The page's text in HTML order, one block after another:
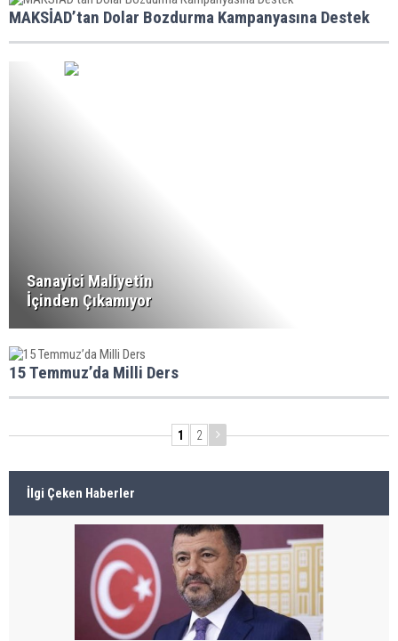
MAKSİAD’tan Dolar Bozdurma Kampanyasına Destek
Sanayici Maliyetin
İçinden Çıkamıyor
15 Temmuz’da Milli Ders
1 2
İlgi Çeken Haberler